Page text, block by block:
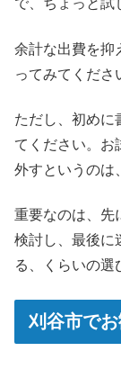
で、ちょっと試
余計な出費を抑
ってみてくださ
ただし、初めに
てください。お
外すというのは
重要なのは、先
検討し、最後に
る、くらいの選
刈谷市で